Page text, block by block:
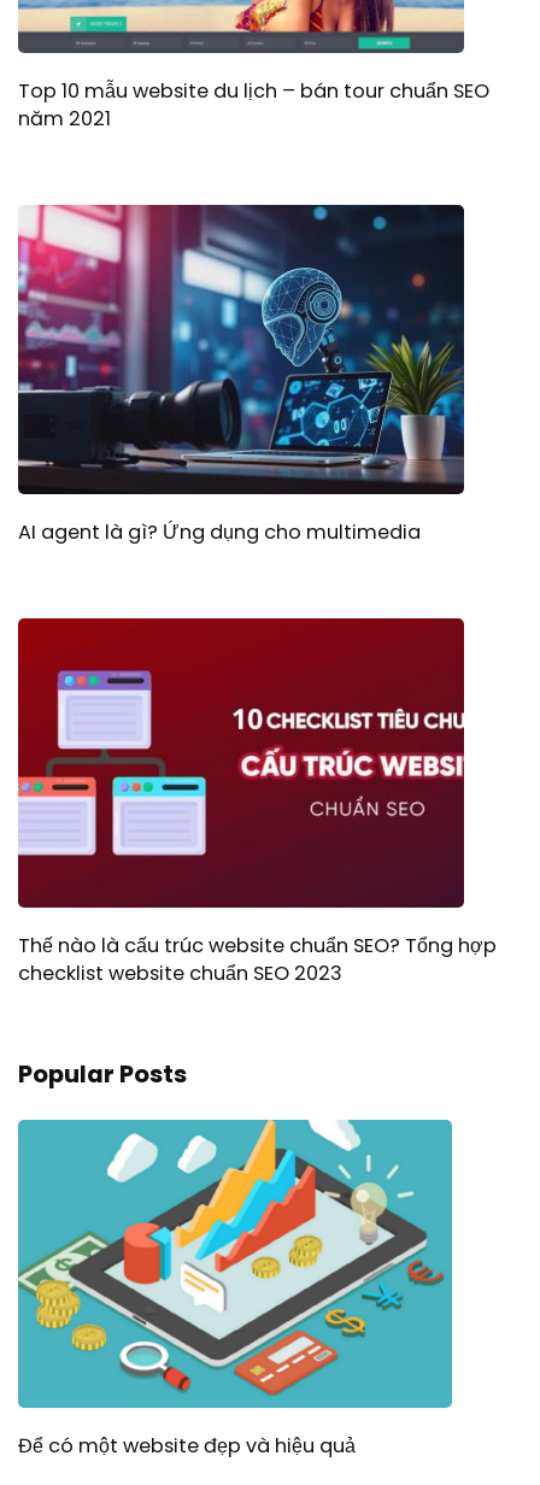
Top 10 mẫu website du lịch – bán tour chuẩn SEO
năm 2021
AI agent là gì? Ứng dụng cho multimedia
Thế nào là cấu trúc website chuẩn SEO? Tổng hợp
checklist website chuẩn SEO 2023
Popular Posts
Để có một website đẹp và hiệu quả